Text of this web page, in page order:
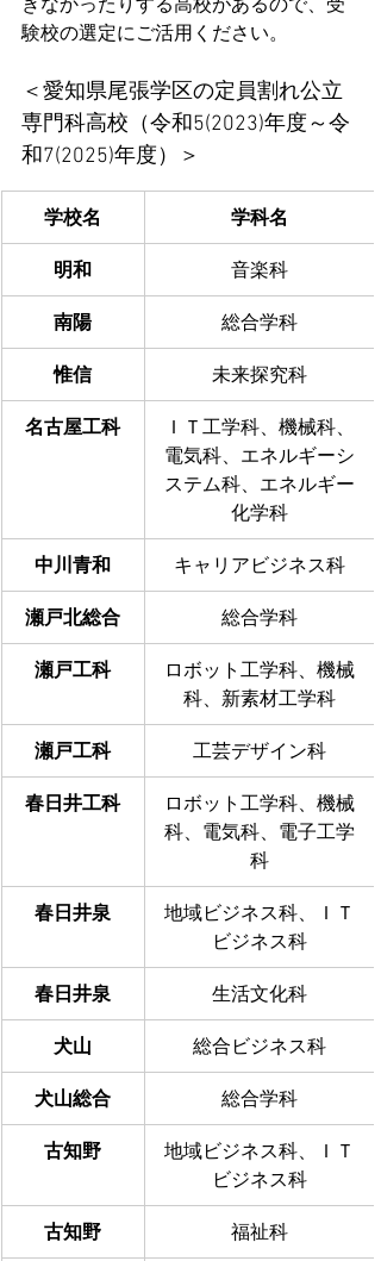
験校の選定にご活用ください。
＜愛知県尾張学区の定員割れ公立
専門科高校（令和5(2023)年度～令
和7(2025)年度）＞
学校名 学科名
明和 音楽科
南陽 総合学科
惟信 未来探究科
名古屋工科
ＩＴ工学科、機械科、
電気科、エネルギーシ
ステム科、エネルギー
化学科
中川青和 キャリアビジネス科
瀬戸北総合 総合学科
瀬戸工科
ロボット工学科、機械
科、新素材工学科
瀬戸工科 工芸デザイン科
春日井工科
ロボット工学科、機械
科、電気科、電子工学
科
春日井泉
地域ビジネス科、ＩＴ
ビジネス科
春日井泉 生活文化科
犬山 総合ビジネス科
犬山総合 総合学科
古知野
地域ビジネス科、ＩＴ
ビジネス科
古知野 福祉科